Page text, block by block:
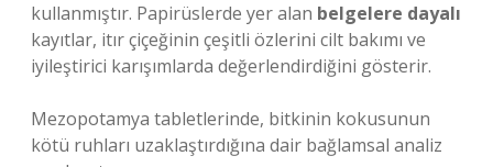
kullanmıştır. Papirüslerde yer alan belgelere dayalı
kayıtlar, itır çiçeğinin çeşitli özlerini cilt bakımı ve
iyileştirici karışımlarda değerlendirdiğini gösterir.
Mezopotamya tabletlerinde, bitkinin kokusunun
kötü ruhları uzaklaştırdığına dair bağlamsal analiz